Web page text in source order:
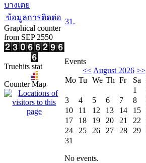
บางเตย
ข้อมูลการติดต่อ
Graphical counter
from SEP 2550
Truehits stat
Counter Map
31.
Events
<< August 2026 >>
Mo Tu We Th Fr Sa
1
3
4 5 6 7 8
10
11 12 13 14 15
17
18 19 20 21 22
24
25 26 27 28 29
31
No events.